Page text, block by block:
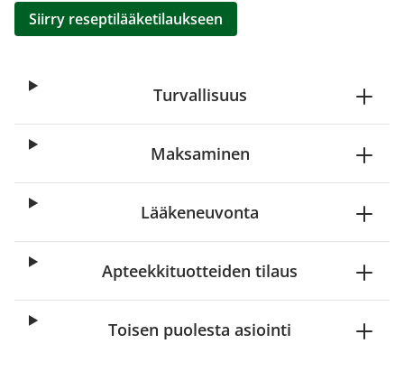
Siirry reseptilääketilaukseen
Turvallisuus
Maksaminen
Lääkeneuvonta
Apteekkituotteiden tilaus
Toisen puolesta asiointi